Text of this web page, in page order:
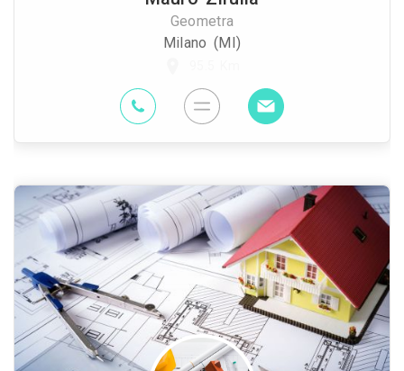
Geometra
Milano (MI)